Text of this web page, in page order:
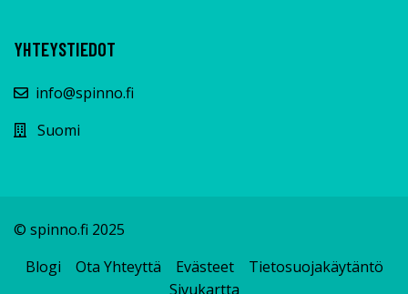
YHTEYSTIEDOT
info@spinno.fi
Suomi
© spinno.fi 2025
Blogi
Ota Yhteyttä Evästeet
Tietosuojakäytäntö
Sivukartta